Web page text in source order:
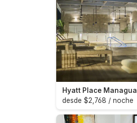
Hyatt Place Managua
desde $2,768 / noche